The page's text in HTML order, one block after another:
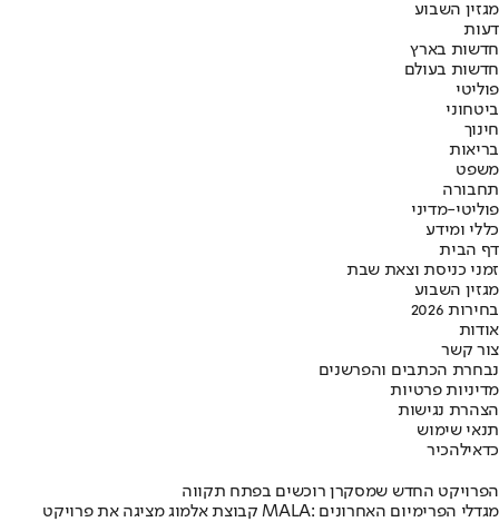
מגזין השבוע
דעות
חדשות בארץ
חדשות בעולם
פוליטי
ביטחוני
חינוך
בריאות
משפט
תחבורה
פוליטי-מדיני
כללי ומידע
דף הבית
זמני כניסת וצאת שבת
מגזין השבוע
בחירות 2026
אודות
צור קשר
נבחרת הכתבים והפרשנים
מדיניות פרטיות
הצהרת נגישות
תנאי שימוש
כדאילהכיר
הפרויקט החדש שמסקרן רוכשים בפתח תקווה
קבוצת אלמוג מציגה את פרויקט MALA: מגדלי הפרימיום האחרונים